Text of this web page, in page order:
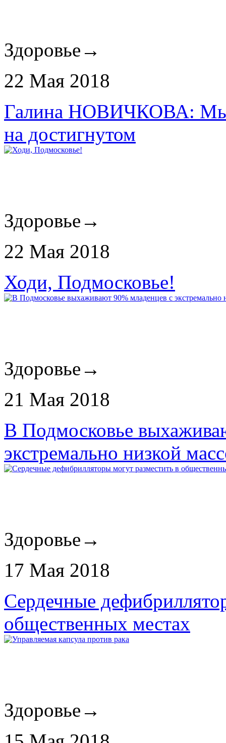
Здоровье →
22 Мая 2018
Галина НОВИЧКОВА: Мы
на достигнутом
Здоровье →
22 Мая 2018
Ходи, Подмосковье!
Здоровье →
21 Мая 2018
В Подмосковье
экстремально низкой
Здоровье →
17 Мая 2018
Сердечные
общественных местах
Здоровье →